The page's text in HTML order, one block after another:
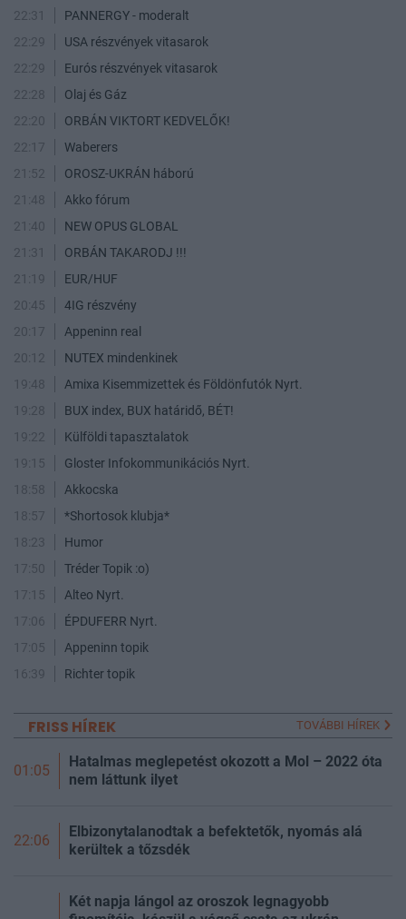
22:31
PANNERGY - moderalt
22:29
USA részvények vitasarok
22:29
Eurós részvények vitasarok
22:28
Olaj és Gáz
22:20
ORBÁN VIKTORT KEDVELŐK!
22:17
Waberers
21:52
OROSZ-UKRÁN háború
21:48
Akko fórum
21:40
NEW OPUS GLOBAL
21:31
ORBÁN TAKARODJ !!!
21:19
EUR/HUF
20:45
4IG részvény
20:17
Appeninn real
20:12
NUTEX mindenkinek
19:48
Amixa Kisemmizettek és Földönfutók Nyrt.
19:28
BUX index, BUX határidő, BÉT!
19:22
Külföldi tapasztalatok
19:15
Gloster Infokommunikációs Nyrt.
18:58
Akkocska
18:57
*Shortosok klubja*
18:23
Humor
17:50
Tréder Topik :o)
17:15
Alteo Nyrt.
17:06
ÉPDUFERR Nyrt.
17:05
Appeninn topik
16:39
Richter topik
FRISS HÍREK TOVÁBBI HÍREK
01:05
Hatalmas meglepetést okozott a Mol – 2022 óta
nem láttunk ilyet
22:06
Elbizonytalanodtak a befektetők, nyomás alá
kerültek a tőzsdék
Két napja lángol az oroszok legnagyobb